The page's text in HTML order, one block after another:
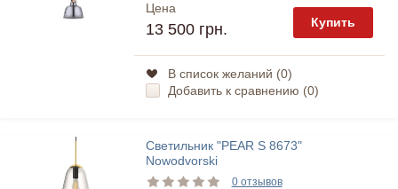
Цена
13 500 грн. Купить
В список желаний (0)
Добавить к сравнению (0)
Светильник "PEAR S 8673"
Nowodvorski
0 отзывов